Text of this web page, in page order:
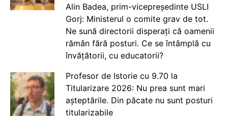
Alin Badea, prim-vicepreședinte USLI
Gorj: Ministerul o comite grav de tot.
Ne sună directorii disperați că oamenii
rămân fără posturi. Ce se întâmplă cu
învățătorii, cu educatorii?
Profesor de Istorie cu 9.70 la
Titularizare 2026: Nu prea sunt mari
așteptările. Din păcate nu sunt posturi
titularizabile